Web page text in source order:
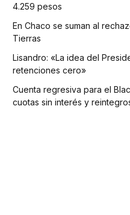
4.259 pesos
En Chaco se suman al
Tierras
Lisandro: «La idea del
retenciones cero»
Cuenta regresiva para el
cuotas sin interés y